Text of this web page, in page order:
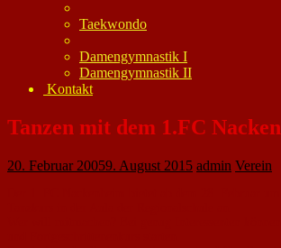
Taekwondo
Damengymnastik I
Damengymnastik II
Kontakt
Tanzen mit dem 1.FC
20. Februar 20059. August 2015 admin Verein